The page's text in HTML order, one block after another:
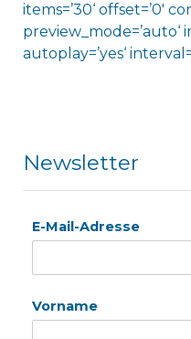
items=’30‘ offset=’0′
preview_mode=’auto‘
autoplay=’yes‘
Newsletter
E-Mail-Adresse
Vorname